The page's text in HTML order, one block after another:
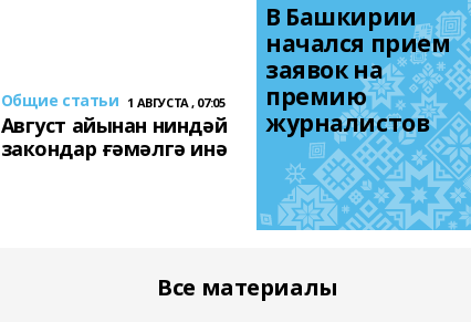
Общие статьи 1 АВГУСТА , 07:05
Август айынан ниндәй
закондар ғәмәлгә инә
В Башкирии
начался прием
заявок на
премию
журналистов
Все материалы